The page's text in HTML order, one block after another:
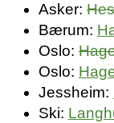
Asker:
Bærum:
Oslo:
Oslo:
Jessheim:
Ski: